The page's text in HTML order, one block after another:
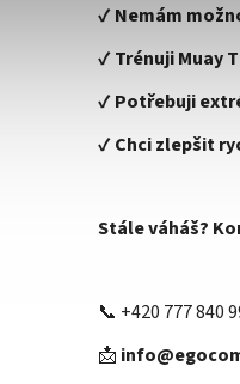
✔Nemám
✔Trénuji Muay
✔Potřebuji
✔Chci zlepšit
Stále váháš?
📞 +420 777 840
📩